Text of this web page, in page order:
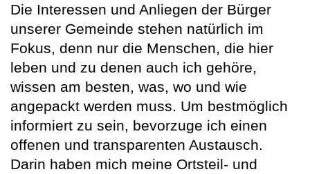
Die Interessen und Anliegen der Bürger
unserer Gemeinde stehen natürlich im
Fokus, denn nur die Menschen, die hier
leben und zu denen auch ich gehöre,
wissen am besten, was, wo und wie
angepackt werden muss. Um bestmöglich
informiert zu sein, bevorzuge ich einen
offenen und transparenten Austausch.
Darin haben mich meine Ortsteil- und